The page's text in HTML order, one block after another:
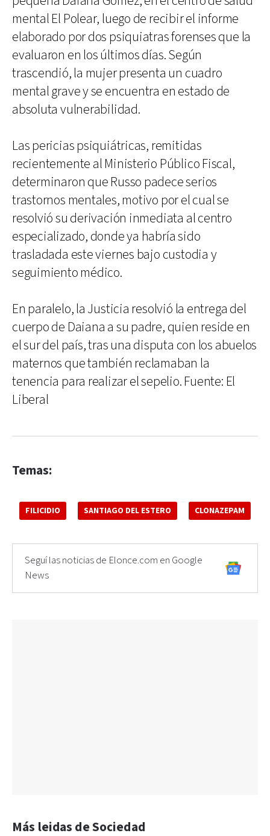
mental El Polear, luego de recibir el informe
elaborado por dos psiquiatras forenses que la
evaluaron en los últimos días. Según
trascendió, la mujer presenta un cuadro
mental grave y se encuentra en estado de
absoluta vulnerabilidad.
Las pericias psiquiátricas, remitidas
recientemente al Ministerio Público Fiscal,
determinaron que Russo padece serios
trastornos mentales, motivo por el cual se
resolvió su derivación inmediata al centro
especializado, donde ya habría sido
trasladada este viernes bajo custodia y
seguimiento médico.
En paralelo, la Justicia resolvió la entrega del
cuerpo de Daiana a su padre, quien reside en
el sur del país, tras una disputa con los abuelos
maternos que también reclamaban la
tenencia para realizar el sepelio. Fuente: El
Liberal
Temas:
FILICIDIO SANTIAGO DEL ESTERO CLONAZEPAM
Seguí las noticias de Elonce.com en Google
News
Más leidas de Sociedad